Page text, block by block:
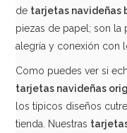
de tarjetas navideñas
piezas de papel; son la
alegría y conexión con
Como puedes ver si
tarjetas navideñas
los típicos diseños
tienda. Nuestras